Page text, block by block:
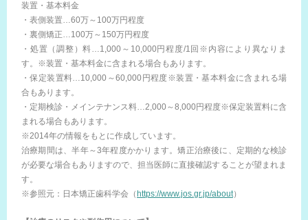
装置・基本料金
・表側装置…60万～100万円程度
・裏側矯正…100万～150万円程度
・処置（調整）料…1,000～10,000円程度/1回※内容により異なりま
す。※装置・基本料金に含まれる場合もあります。
・保定装置料…10,000～60,000円程度※装置・基本料金に含まれる場
合もあります。
・定期検診・メインテナンス料…2,000～8,000円程度※保定装置料に含
まれる場合もあります。
※2014年の情報をもとに作成しています。
治療期間は、半年～3年程度かかります。矯正治療後に、定期的な検診
が必要な場合もありますので、担当医師に直接確認することが望まれま
す。
※参照元：日本矯正歯科学会（ https://www.jos.gr.jp/about）